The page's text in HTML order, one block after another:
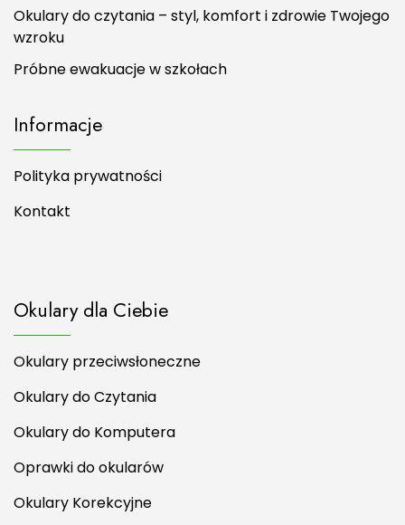
Okulary do czytania – styl, komfort i zdrowie Twojego
wzroku
Próbne ewakuacje w szkołach
Informacje
Polityka prywatności
Kontakt
Okulary dla Ciebie
Okulary przeciwsłoneczne
Okulary do Czytania
Okulary do Komputera
Oprawki do okularów
Okulary Korekcyjne